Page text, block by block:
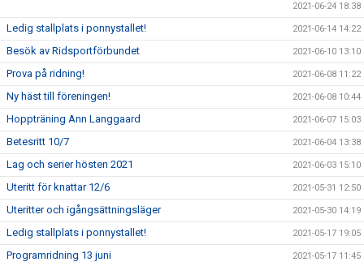
2021-06-24 18:38
Ledig stallplats i ponnystallet! 2021-06-14 14:22
Besök av Ridsportförbundet 2021-06-10 13:10
Prova på ridning! 2021-06-08 11:22
Ny häst till föreningen! 2021-06-08 10:44
Hoppträning Ann Langgaard 2021-06-07 15:03
Betesritt 10/7 2021-06-04 13:38
Lag och serier hösten 2021 2021-06-03 15:10
Uteritt för knattar 12/6 2021-05-31 12:50
Uteritter och igångsättningsläger 2021-05-30 14:19
Ledig stallplats i ponnystallet! 2021-05-17 19:05
Programridning 13 juni 2021-05-17 11:45